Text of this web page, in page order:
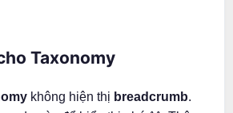
Taxonomy
không hiện thị breadcrumb.